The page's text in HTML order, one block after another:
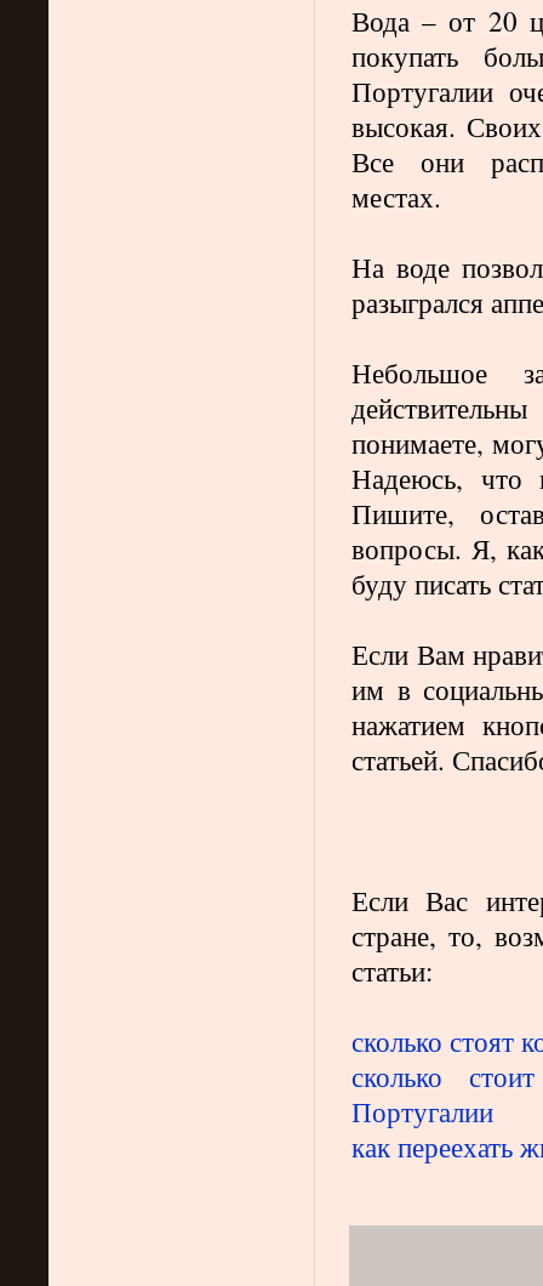
Вода – от 20
покупать
Португалии
высокая.
Все они
местах.
На воде
разыгрался
Небольшое
понимаете,
Надеюсь, что
Пишите,
вопросы. Я,
буду писать
Если Вам
им в
нажатием
статьей.
Если Вас
стране, то,
статьи:
сколько стоят
сколько
Португалии
как переехать